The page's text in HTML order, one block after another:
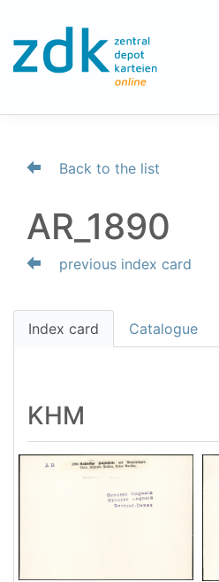
Back to the list
AR_1890
previous index card
Index card Catalogue
KHM